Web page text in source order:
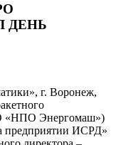
ДЕНЬ
г. Воронеж,
«НПО Энергомаш»)
предприятии ИСРД»